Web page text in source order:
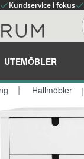
Kundservice i fokus
UTEMÖBLER
Hallmöbler